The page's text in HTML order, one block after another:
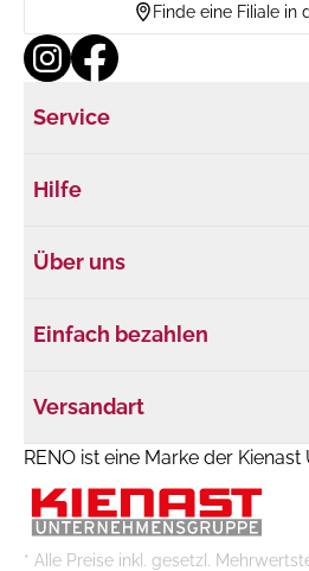
Finde eine Filiale in
Service
Hilfe
Über uns
Einfach bezahlen
Versandart
RENO ist eine Marke der
* Alle Preise inkl. gesetzl.